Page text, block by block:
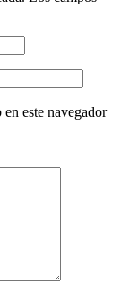
este navegador